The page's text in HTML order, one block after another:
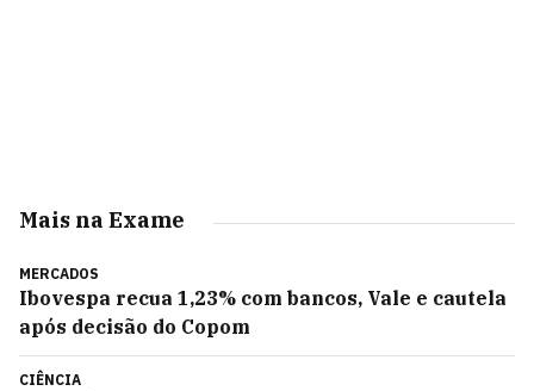
Mais na Exame
MERCADOS
Ibovespa recua 1,23% com bancos, Vale e cautela
após decisão do Copom
CIÊNCIA